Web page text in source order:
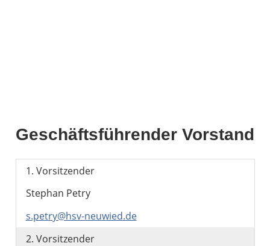
Geschäftsführender Vorstand
1. Vorsitzender
Stephan Petry
s.petry@hsv-neuwied.de
2. Vorsitzender